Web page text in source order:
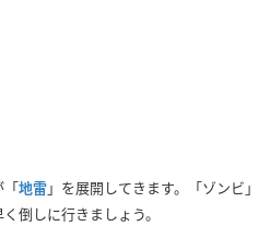
「地雷」を展開してきます。「ゾンビ」
倒しに行きましょう。